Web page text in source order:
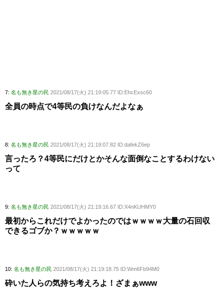
7: 名も無き星の民 2021/08/17(火) 21:19:05.77 ID:EhcExsc60
全員の時点で4等民の負けなんだよなぁ
8: 名も無き星の民 2021/08/17(火) 21:19:07.82 ID:dafekZ6ep
言ったろ？4等民にだけとかそんな面倒なことするわけない
って
9: 名も無き星の民 2021/08/17(火) 21:19:16.67 ID:X4nKUHMY0
最初からこれだけでよかったのではｗｗｗｗ大量の石回収
できるゴブか？ｗｗｗｗｗ
10: 名も無き星の民 2021/08/17(火) 21:19:18.75 ID:Wm6Fb94M0
砕いた人らの気持ち考えろよ！ざまぁwww